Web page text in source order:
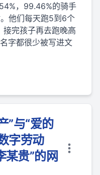
，99.46%的骑手
他们每天跑5到6个
完孩子再去跑晚高
字都很少被写进文
”与“爱的
字劳动
贵”的网